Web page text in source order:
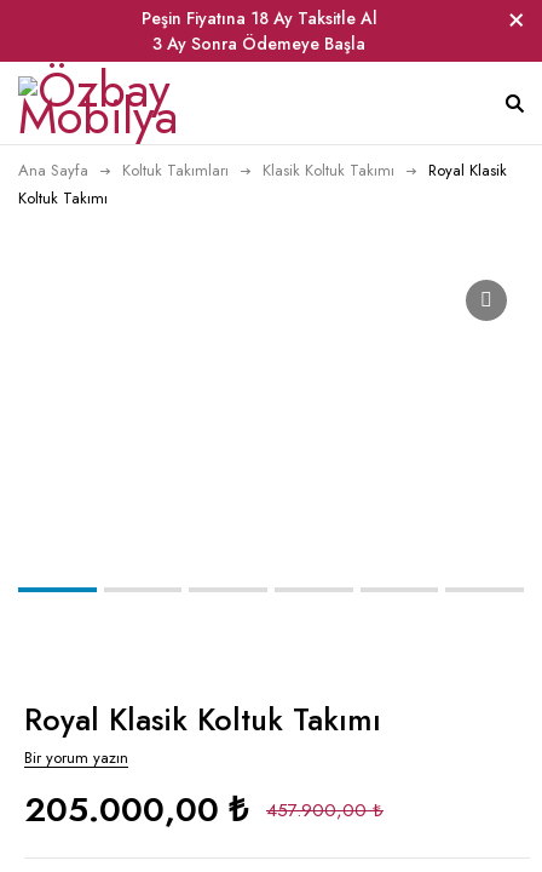
Peşin Fiyatına 18 Ay Taksitle Al
3 Ay Sonra Ödemeye Başla
Ana Sayfa Koltuk Takımları Klasik Koltuk Takımı
Royal Klasik
Koltuk Takımı
Royal Klasik Koltuk Takımı
Bir yorum yazın
457.900,00 ₺
205.000,00 ₺